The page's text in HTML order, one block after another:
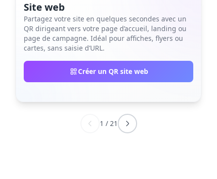
Site web
Partagez votre site en quelques secondes avec un
QR dirigeant vers votre page d’accueil, landing ou
page de campagne. Idéal pour affiches, flyers ou
cartes, sans saisie d’URL.
Créer un QR site web
1 / 21